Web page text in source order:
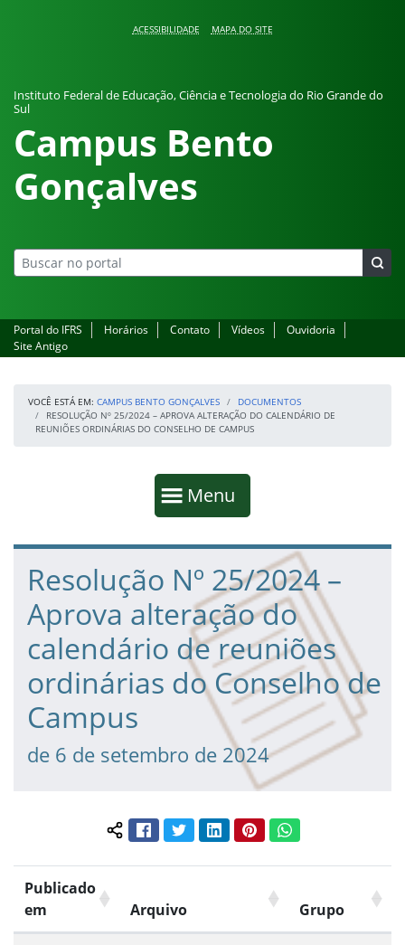
ACESSIBILIDADE MAPA DO SITE
Instituto Federal de Educação, Ciência e Tecnologia do Rio Grande do
Sul
Campus Bento
Gonçalves
Portal do IFRS Horários Contato Vídeos
Ouvidoria
Site Antigo
VOCÊ ESTÁ EM: CAMPUS BENTO GONÇALVES
DOCUMENTOS
RESOLUÇÃO Nº 25/2024 – APROVA ALTERAÇÃO DO CALENDÁRIO DE
REUNIÕES ORDINÁRIAS DO CONSELHO DE CAMPUS
Mostrar
Menu
Fim da navegação
Início do conteúdo
Resolução Nº 25/2024 –
Aprova alteração do
calendário de reuniões
ordinárias do Conselho de
Campus
de 6 de setembro de 2024
Compartilhar conteúdo:
FacebookTwitterLinkedInPinterestWhatsApp
Publicado
em
Arquivo Grupo